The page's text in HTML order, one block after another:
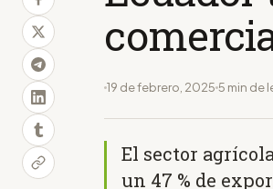
19 de febrero, 2025 5 min de
El sector
un 47 % de